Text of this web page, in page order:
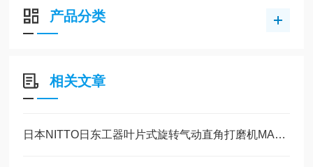
产品分类
相关文章
日本NITTO日东工器叶片式旋转气动直角打磨机MAS-20B工作原理